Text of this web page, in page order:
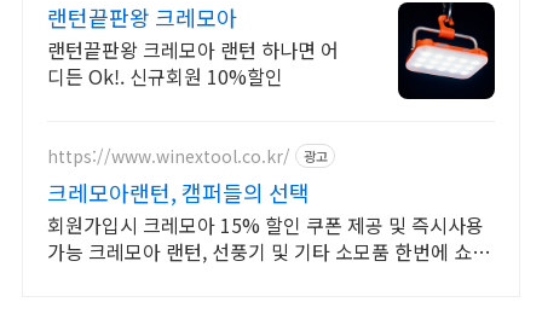
랜턴끝판왕 크레모아
랜턴끝판왕 크레모아 랜턴 하나면 어
디든 Ok!. 신규회원 10%할인
https://www.winextool.co.kr/ 광고
크레모아랜턴, 캠퍼들의 선택
회원가입시 크레모아 15% 할인 쿠폰 제공 및 즉시사용
가능 크레모아 랜턴, 선풍기 및 기타 소모품 한번에 쇼핑